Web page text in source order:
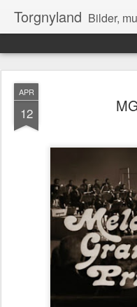
Torgnyland Bilder,
APR
12